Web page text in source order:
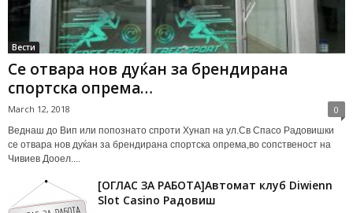
Вести
Се отвара нов дуќан за брендирана
спортска опрема…
March 12, 2018 0
Веднаш до Вип или попознато спроти Хунап на ул.Св Спасо Радовишки
се отвара нов дуќан за брендирана спортска опрема,во сопственост на
Чивиев Дооел....
[ОГЛАС ЗА РАБОТА]Автомат клуб Diwienn
Slot Casino Радовиш